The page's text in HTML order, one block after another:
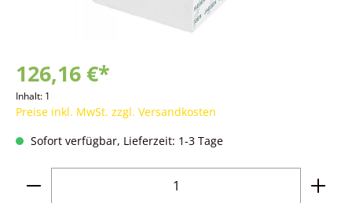
126,16 €*
Inhalt: 1
Preise inkl. MwSt. zzgl. Versandkosten
Sofort verfügbar, Lieferzeit: 1-3 Tage
Produkt Anzahl: Gib den gewünschten